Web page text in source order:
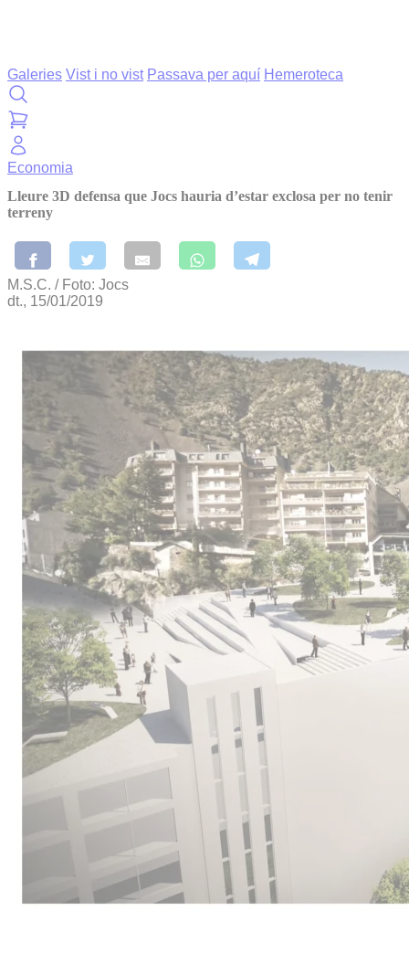
Galeries Vist i no vist Passava per aquí Hemeroteca
Economia
Lleure 3D defensa que Jocs hauria d’estar exclosa per no tenir
terreny
M.S.C. / Foto: Jocs
dt., 15/01/2019